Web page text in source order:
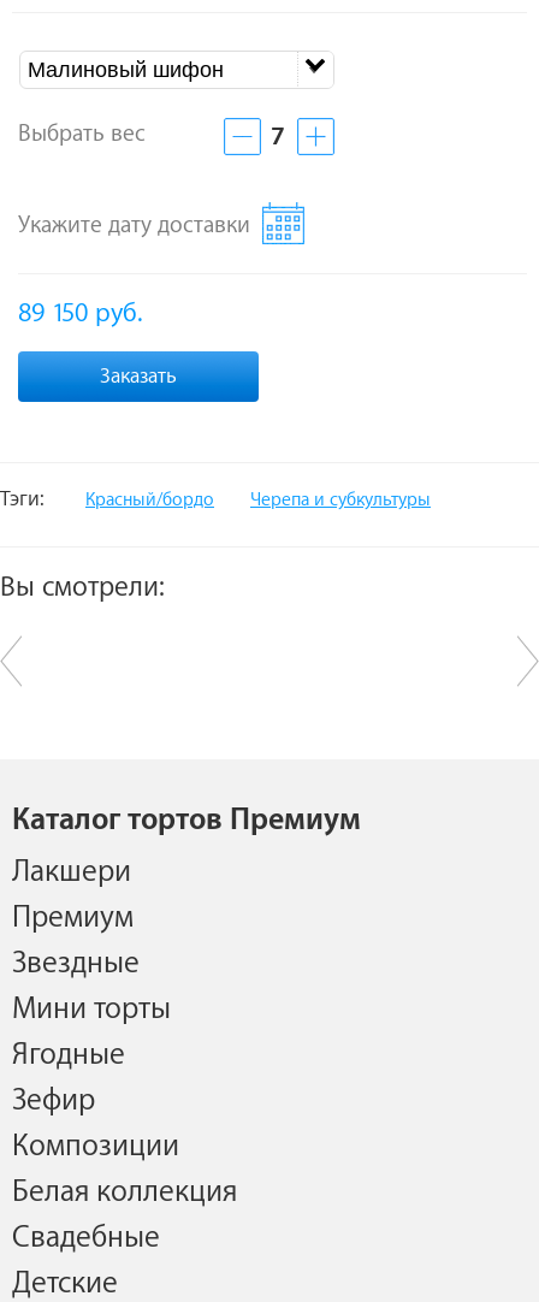
Малиновый шифон
Выбрать вес 7
Укажите дату доставки
89 150 руб.
Заказать
Тэги: Красный/бордо Черепа и субкультуры
Вы смотрели:
Каталог тортов Премиум
Лакшери
Премиум
Звездные
Мини торты
Ягодные
Зефир
Композиции
Белая коллекция
Свадебные
Детские